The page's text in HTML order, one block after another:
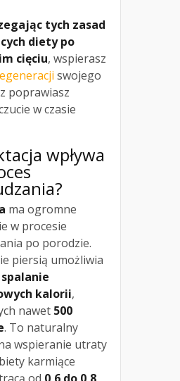
tych zasad
diety po
cięciu, wspierasz
swojego
poprawiasz
w czasie
wpływa
ma ogromne
w procesie
po porodzie.
piersią umożliwia
spalanie
kalorii,
nawet 500
. To naturalny
wspieranie utraty
karmiące